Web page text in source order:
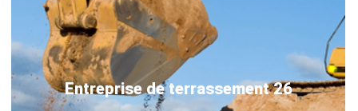
Entreprise de terrassement 26